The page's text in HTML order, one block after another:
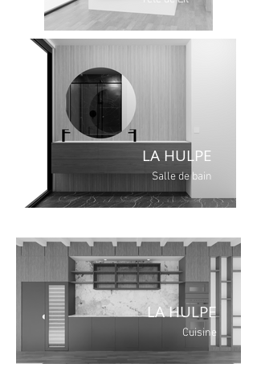
LA HULPE
Salle de bain
LA HULPE
Cuisine